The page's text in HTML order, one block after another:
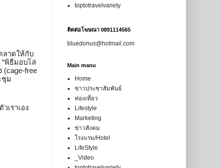
ลาดให้กับ
พิธีมอบโล่
free
ชุม
เราเอง
toptotravelvariety
ติดต่อโฆษณา 0891114565
bluedonus@hotmail.com
Main manu
Home
ข่าวประชาสัมพันธ์
ท่องเที่ยว
Lifestyle
Marketing
ข่าวสังคม
โรงแรม/Hotel
LifeStyle
_Video